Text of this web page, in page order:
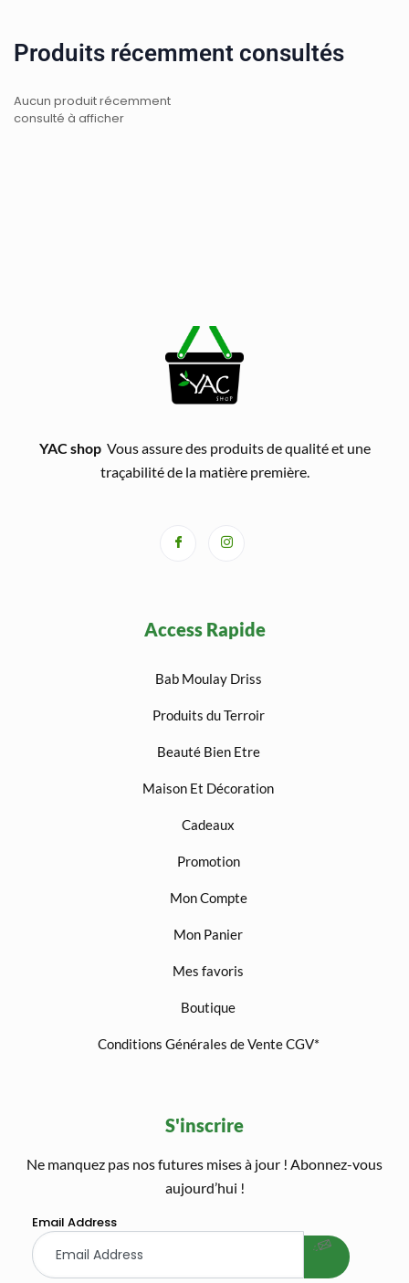
Produits récemment consultés
Aucun produit récemment
consulté à afficher
YAC shopVous assure des produits de qualité et une
traçabilité de la matière première.
Access Rapide
Bab Moulay Driss
Produits du Terroir
Beauté Bien Etre
Maison Et Décoration
Cadeaux
Promotion
Mon Compte
Mon Panier
Mes favoris
Boutique
Conditions Générales de Vente CGV*
S'inscrire
Ne manquez pas nos futures mises à jour ! Abonnez-vous
aujourd’hui !
Email Address